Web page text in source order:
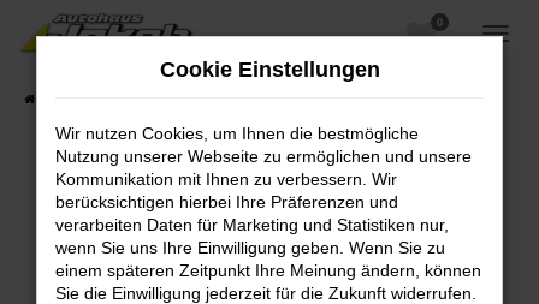
Zum
Hauptinhalt
0
Fehler: Network Error
Beim Laden ist ein Fehler aufgetreten.
Hier sind ein paar Tipps, die dir helfen können:
Cookie Einstellungen
Wir nutzen Cookies, um Ihnen die bestmögliche
Nutzung unserer Webseite zu ermöglichen und unsere
Kommunikation mit Ihnen zu verbessern. Wir
berücksichtigen hierbei Ihre Präferenzen und
verarbeiten Daten für Marketing und Statistiken nur,
wenn Sie uns Ihre Einwilligung geben. Wenn Sie zu
einem späteren Zeitpunkt Ihre Meinung ändern, können
Sie die Einwilligung jederzeit für die Zukunft widerrufen.